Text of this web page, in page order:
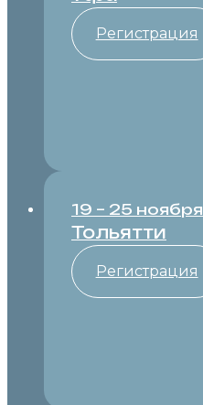
Регистрация
19 – 25 ноября
Тольятти
Регистрация